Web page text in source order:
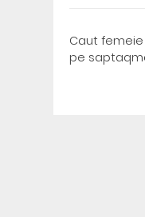
Caut femeie
pe